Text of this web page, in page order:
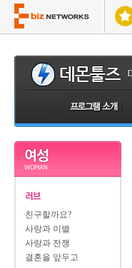
친구할까요?
사랑과 이별
사랑과 전쟁
결혼을 앞두고